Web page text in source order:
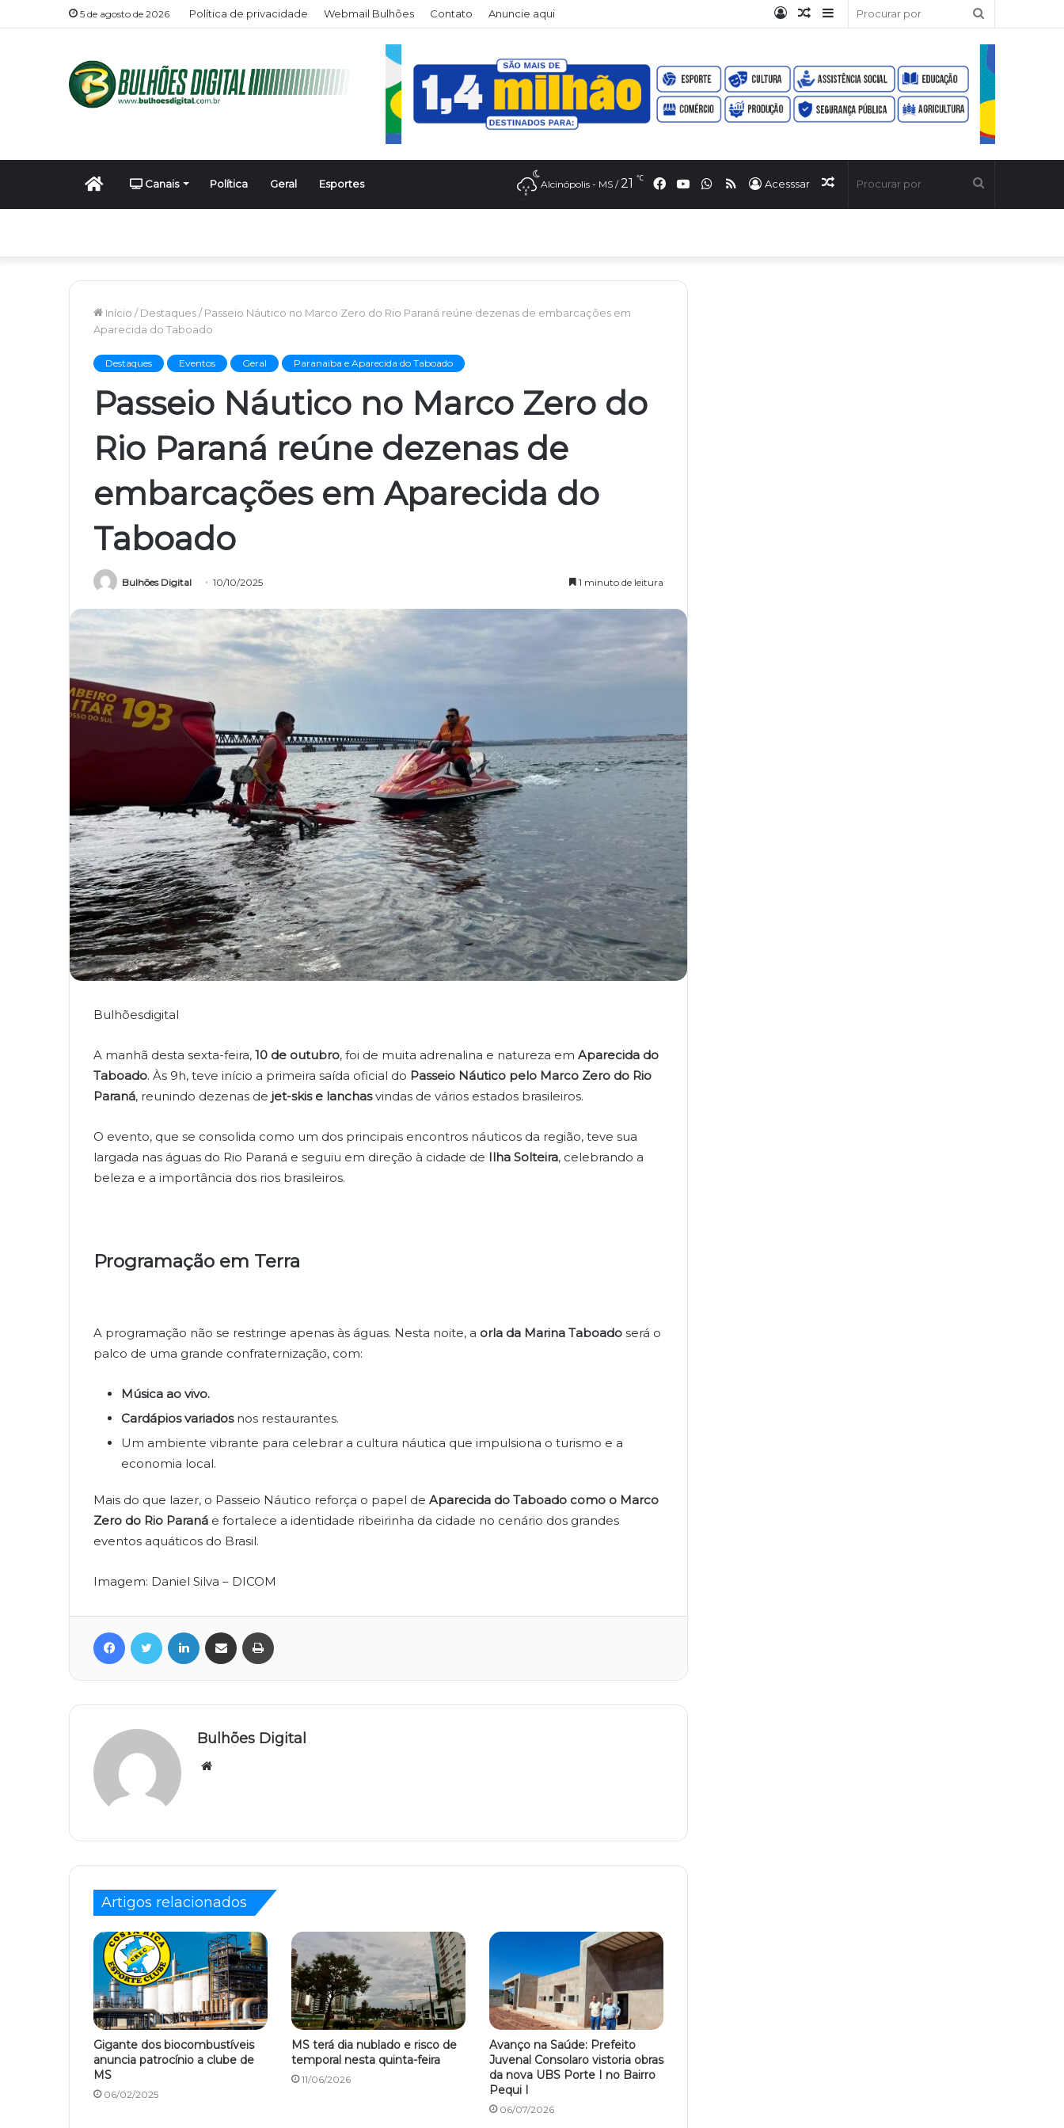
5 de agosto de 2026 Política de privacidade Webmail Bulhões Contato Anuncie aqui
por
Barra
Artigo
Entrar
Início Canais Política Geral Esportes Artigo
Acesssar
RSS
WhatsApp
YouTube
Facebook
Alcinópolis - MS / 21 ℃
Início / Destaques/ Passeio Náutico no Marco Zero do Rio Paraná reúne dezenas de embarcações em
Aparecida do Taboado
Destaques Eventos Geral Paranaiba e Aparecida do Taboado
Passeio Náutico no Marco Zero do
Rio Paraná reúne dezenas de
embarcações em Aparecida do
Taboado
Bulhões Digital 10/10/2025 1 minuto de leitura
Bulhõesdigital
A manhã desta sexta-feira, 10 de outubro, foi de muita adrenalina e natureza em Aparecida do
Taboado. Às 9h, teve início a primeira saída oficial do Passeio Náutico pelo Marco Zero do Rio
Paraná, reunindo dezenas de jet-skis e lanchasvindas de vários estados brasileiros.
O evento, que se consolida como um dos principais encontros náuticos da região, teve sua
largada nas águas do Rio Paraná e seguiu em direção à cidade de Ilha Solteira, celebrando a
beleza e a importância dos rios brasileiros.
Programação em Terra
A programação não se restringe apenas às águas. Nesta noite, a orla da Marina Taboado será o
palco de uma grande confraternização, com:
Música ao vivo.
Cardápios variadosnos restaurantes.
Um ambiente vibrante para celebrar a cultura náutica que impulsiona o turismo e a
economia local.
Mais do que lazer, o Passeio Náutico reforça o papel de Aparecida do Taboado como o Marco
Zero do Rio Paraná e fortalece a identidade ribeirinha da cidade no cenário dos grandes
eventos aquáticos do Brasil.
Imagem: Daniel Silva – DICOM
FacebookTwitter Linkedin Compartilhar via e-mail
Bulhões Digital
Website
Artigos relacionados
Gigante dos biocombustíveis
anuncia patrocínio a clube de
MS
06/02/2025
MS terá dia nublado e risco de
temporal nesta quinta-feira
11/06/2026
Avanço na Saúde: Prefeito
Juvenal Consolaro vistoria obras
da nova UBS Porte I no Bairro
Pequi I
06/07/2026